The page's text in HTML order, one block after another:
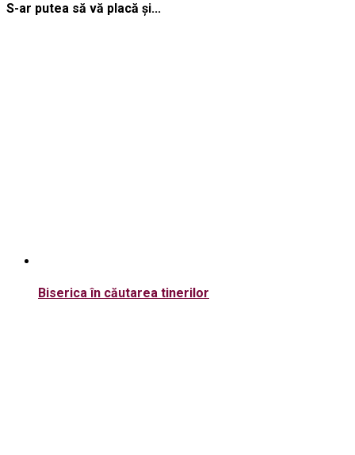
S-ar putea să vă placă și...
Biserica în căutarea tinerilor